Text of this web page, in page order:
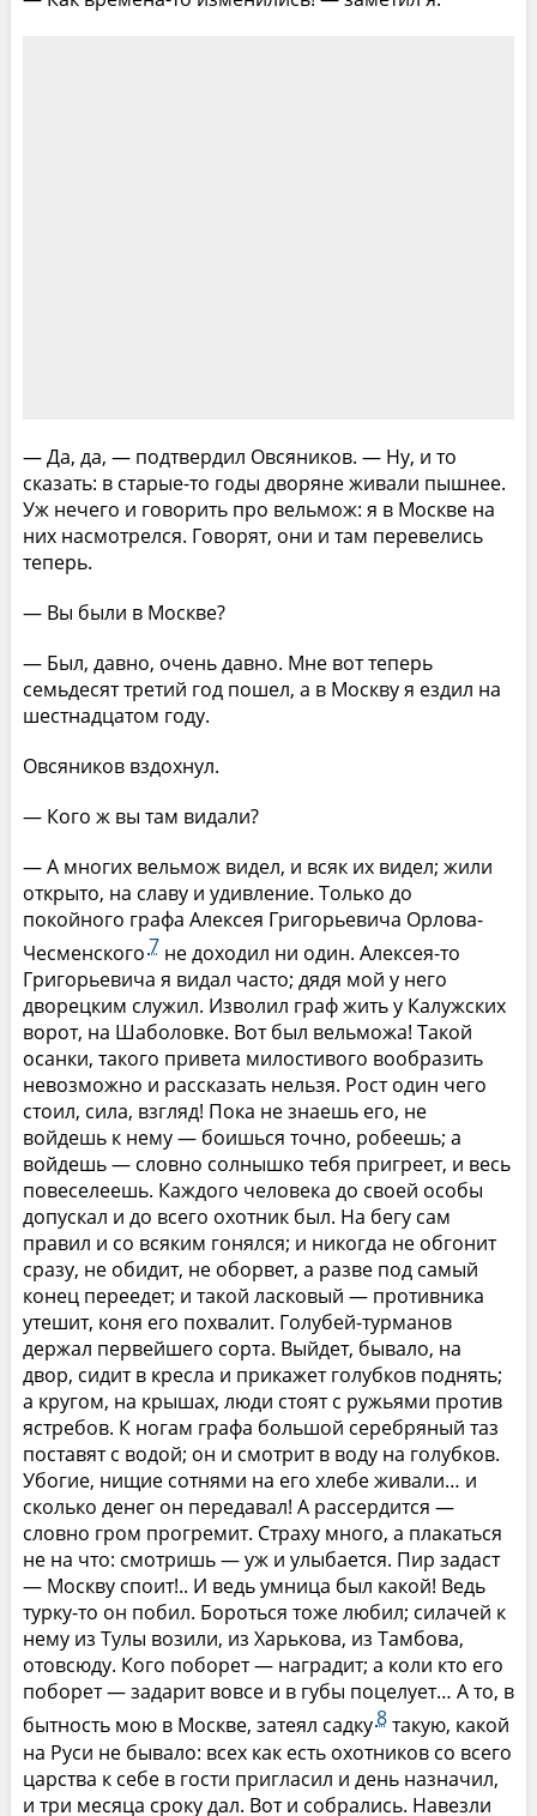
— Да, да, — подтвердил Овсяников. — Ну, и то
сказать: в старые-то годы дворяне живали пышнее.
Уж нечего и говорить про вельмож: я в Москве на
них насмотрелся. Говорят, они и там перевелись
теперь.
— Вы были в Москве?
— Был, давно, очень давно. Мне вот теперь
семьдесят третий год пошел, а в Москву я ездил на
шестнадцатом году.
Овсяников вздохнул.
— Кого ж вы там видали?
— А многих вельмож видел, и всяк их видел; жили
открыто, на славу и удивление. Только до
покойного графа Алексея Григорьевича Орлова-
Чесменского7 не доходил ни один. Алексея-то
Григорьевича я видал часто; дядя мой у него
дворецким служил. Изволил граф жить у Калужских
ворот, на Шаболовке. Вот был вельможа! Такой
осанки, такого привета милостивого вообразить
невозможно и рассказать нельзя. Рост один чего
стоил, сила, взгляд! Пока не знаешь его, не
войдешь к нему — боишься точно, робеешь; а
войдешь — словно солнышко тебя пригреет, и весь
повеселеешь. Каждого человека до своей особы
допускал и до всего охотник был. На бегу сам
правил и со всяким гонялся; и никогда не обгонит
сразу, не обидит, не оборвет, а разве под самый
конец переедет; и такой ласковый — противника
утешит, коня его похвалит. Голубей-турманов
держал первейшего сорта. Выйдет, бывало, на
двор, сидит в кресла и прикажет голубков поднять;
а кругом, на крышах, люди стоят с ружьями против
ястребов. К ногам графа большой серебряный таз
поставят с водой; он и смотрит в воду на голубков.
Убогие, нищие сотнями на его хлебе живали… и
сколько денег он передавал! А рассердится —
словно гром прогремит. Страху много, а плакаться
не на что: смотришь — уж и улыбается. Пир задаст
— Москву споит!.. И ведь умница был какой! Ведь
турку-то он побил. Бороться тоже любил; силачей к
нему из Тулы возили, из Харькова, из Тамбова,
отовсюду. Кого поборет — наградит; а коли кто его
поборет — задарит вовсе и в губы поцелует… А то, в
бытность мою в Москве, затеял садку8такую, какой
на Руси не бывало: всех как есть охотников со всего
царства к себе в гости пригласил и день назначил,
и три месяца сроку дал. Вот и собрались. Навезли